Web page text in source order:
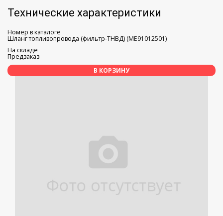
Технические характеристики
Номер в каталоге
Шланг топливопровода (фильтр-ТНВД) (ME91012501)
На складе
Предзаказ
В КОРЗИНУ